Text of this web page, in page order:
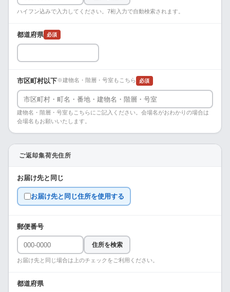
ハイフン込みで入力してください。7桁入力で自動検索されます。
都道府県 必須
市区町村以下※建物名・階層・号室もこちら 必須
建物名・階層・号室もこちらにご記入ください。会場名がおわかりの場合は
会場名もお願いいたします。
ご返却集荷先住所
お届け先と同じ
お届け先と同じ住所を使用する
郵便番号
住所を検索
お届け先と同じ場合は上のチェックをご利用ください。
都道府県